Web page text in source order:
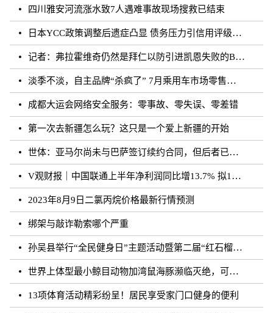
四川雅安河流涨水致7人遇难事故现场搜救已结束
日本YCC政策调整后遗症凸显 债务压力引信用评级下调隐忧
记者：弗拉霍维奇仍然是拜仁以防引进凯恩失败的B方案
淡季不淡，自主品牌“杀疯了” 7月乘用车市场零售达177.5万辆
成都大运会网络安全服务：零事故、零失误、零差错
第一次去新疆怎么玩？这只是一个爱上新疆的开始
世体：亚马尔尚未与巴萨签订续约合同，但后者已得到门德斯承诺
V观财报｜中国联通上半年净利润同比增13.7% 拟10派0.796元
2023年8月9日二氯丙烷价格最新行情预测
绑架与敲诈勒索哪个严重
孙吴县举行“全民健身日”主题活动暨第二届“红石榴杯”羽毛球比赛
世界上体型最小鲸目动物加湾鼠海豚濒临灭绝，可能仅剩10至13头
13项体育活动精彩纷呈！居民享受家门口健身的便利